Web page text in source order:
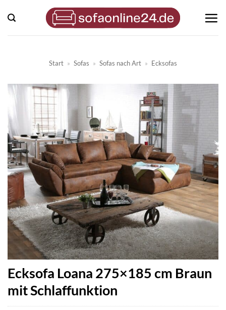
Inhalt
springen
Start » Sofas » Sofas nach Art » Ecksofas
Ecksofa Loana 275×185 cm Braun
mit Schlaffunktion